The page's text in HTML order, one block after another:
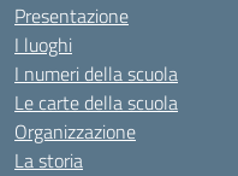
Presentazione
I luoghi
I numeri della scuola
Le carte della scuola
Organizzazione
La storia